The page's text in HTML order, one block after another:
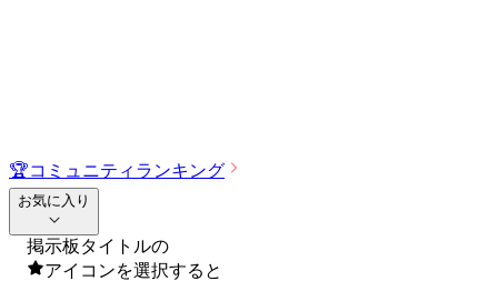
🏆コミュニティランキング
お気に入り
掲示板タイトルの
アイコンを選択すると